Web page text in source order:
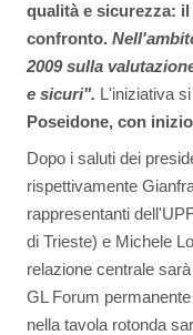
qualità e sicurezza:
confronto.
2009 sulla
e sicuri". L'iniziativa
Poseidone, con
Dopo i saluti dei
rispettivamente
rappresentanti
di Trieste) e Michele
relazione centrale
GL Forum
nella tavola rotonda